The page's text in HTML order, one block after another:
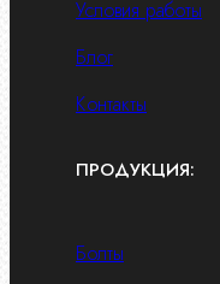
Условия работы
Блог
Контакты
ПРОДУКЦИЯ:
Болты